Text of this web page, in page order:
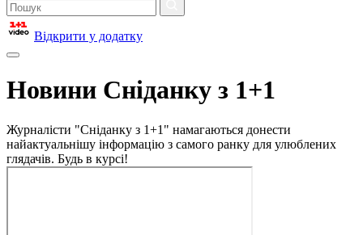
Відкрити у додатку
Новини Сніданку з 1+1
Журналісти "Сніданку з 1+1" намагаються донести
найактуальнішу інформацію з самого ранку для улюблених
глядачів. Будь в курсі!